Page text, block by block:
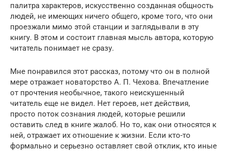
палитра характеров, искусственно созданная общность
людей, не имеющих ничего общего, кроме того, что они
проезжали мимо этой станции и заглядывали в эту
книгу. В этом и состоит главная мысль автора, которую
читатель понимает не сразу.
Мне понравился этот рассказ, потому что он в полной
мере отражает новаторство А. П. Чехова. Впечатление
от прочтения необычное, такого неискушенный
читатель еще не видел. Нет героев, нет действия,
просто поток сознания людей, которые решили
оставить след в книге жалоб. Но то, как они относятся к
ней, отражает их отношение к жизни. Если кто-то
формально и серьезно оставляет свой отклик, кто иные